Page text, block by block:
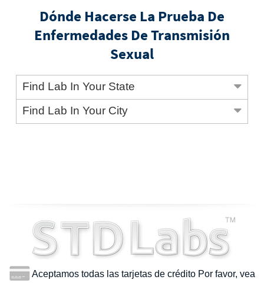
Dónde Hacerse La Prueba De
Enfermedades De Transmisión
Sexual
Find Lab In Your State
Find Lab In Your City
Aceptamos todas las tarjetas de crédito Por favor, vea